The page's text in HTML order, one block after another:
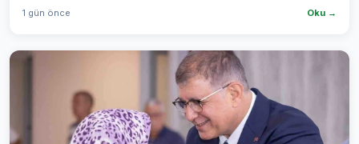
1 gün önce Oku →